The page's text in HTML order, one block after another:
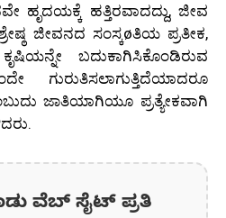
ಹೃದಯಕ್ಕೆ ಹತ್ತಿರವಾದದ್ದು, ಜೀವ
ಜೀವನದ ಸಂಸ್ಕøತಿಯ ಪ್ರತೀಕ,
ಬದುಕಾಗಿಸಿಕೊಂಡಿರುವ
ಗುರುತಿಸಲಾಗುತ್ತಿದೆಯಾದರೂ
ಜಾತಿಯಾಗಿಯೂ ಪ್ರತ್ಯೇಕವಾಗಿ
ವೆಬ್ ಸೈಟ್ ಪ್ರತಿ